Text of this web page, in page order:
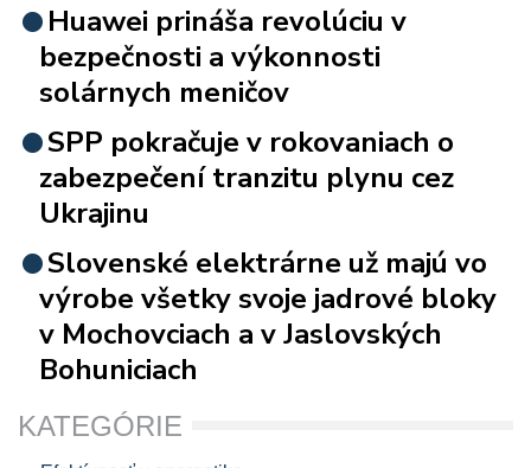
Huawei prináša revolúciu v
bezpečnosti a výkonnosti
solárnych meničov
SPP pokračuje v rokovaniach o
zabezpečení tranzitu plynu cez
Ukrajinu
Slovenské elektrárne už majú vo
výrobe všetky svoje jadrové bloky
v Mochovciach a v Jaslovských
Bohuniciach
KATEGÓRIE